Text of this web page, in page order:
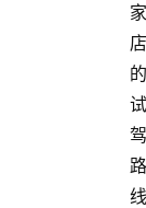
家
店
的
试
驾
路
线